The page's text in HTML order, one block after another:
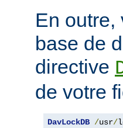
En outre,
base de
directive
de votre
DavLockDB /usr/